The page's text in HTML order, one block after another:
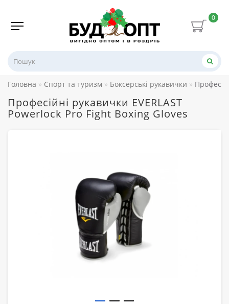
0
Головна Спорт та туризм Боксерські рукавички
Професійні рукавички EVERLAST
Powerlock Pro Fight Boxing Gloves